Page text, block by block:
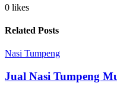
0 likes
Related Posts
Nasi Tumpeng
Jual Nasi Tumpeng